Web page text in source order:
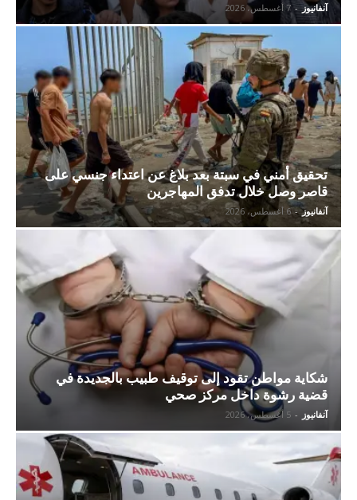
آنفانيوز - 7 أغسطس، 2026
تحقيق أمني في سبتة بعد بلاغ عن اعتداء جنسي على
قاصر وصل خلال تدفق المهاجرين
آنفانيوز - 6 أغسطس، 2026
شكاية مواطن تقود إلى توقيف طبيب بالجديدة في
قضية رشوة داخل مركز صحي
آنفانيوز - 5 أغسطس، 2026